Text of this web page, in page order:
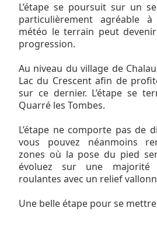
L’étape se poursuit sur un
particulièrement agréable
météo le terrain peut
progression.
Au niveau du village de
Lac du Crescent afin de
sur ce dernier. L’étape se
Quarré les Tombes.
L’étape ne comporte pas de
vous pouvez néanmoins
zones où la pose du pied
évoluez sur une
roulantes avec un relief
Une belle étape pour se